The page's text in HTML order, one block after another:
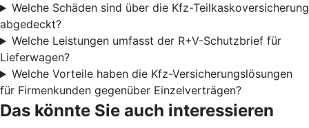
Welche Schäden sind über die Kfz-Teilkaskoversicherung
abgedeckt?
Welche Leistungen umfasst der R+V-Schutzbrief für
Lieferwagen?
Welche Vorteile haben die Kfz-Versicherungslösungen
für Firmenkunden gegenüber Einzelverträgen?
Das könnte Sie auch interessieren